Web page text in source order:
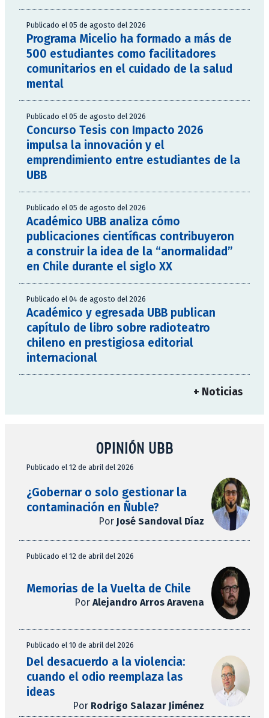
Publicado el 05 de agosto del 2026
Programa Micelio ha formado a más de
500 estudiantes como facilitadores
comunitarios en el cuidado de la salud
mental
Publicado el 05 de agosto del 2026
Concurso Tesis con Impacto 2026
impulsa la innovación y el
emprendimiento entre estudiantes de la
UBB
Publicado el 05 de agosto del 2026
Académico UBB analiza cómo
publicaciones científicas contribuyeron
a construir la idea de la “anormalidad”
en Chile durante el siglo XX
Publicado el 04 de agosto del 2026
Académico y egresada UBB publican
capítulo de libro sobre radioteatro
chileno en prestigiosa editorial
internacional
+ Noticias
OPINIÓN UBB
Publicado el 12 de abril del 2026
¿Gobernar o solo gestionar la
contaminación en Ñuble?
Por José Sandoval Díaz
Publicado el 12 de abril del 2026
Memorias de la Vuelta de Chile
Por Alejandro Arros Aravena
Publicado el 10 de abril del 2026
Del desacuerdo a la violencia:
cuando el odio reemplaza las
ideas
Por Rodrigo Salazar Jiménez